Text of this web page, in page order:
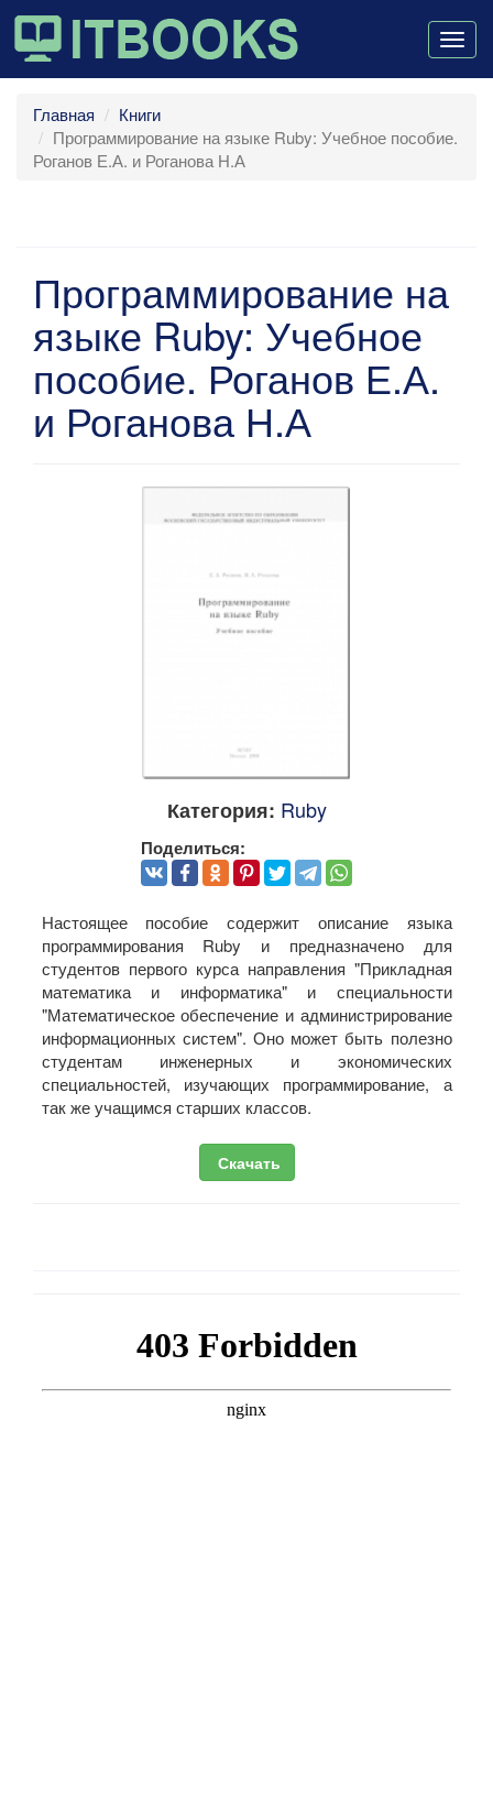
Главная
Книги
Программирование на языке Ruby: Учебное пособие.
Роганов Е.А. и Роганова Н.А
Программирование на
языке Ruby: Учебное
пособие. Роганов Е.А.
и Роганова Н.А
Категория: Ruby
Поделиться:
Настоящее пособие содержит описание языка
программирования Ruby и предназначено для
студентов первого курса направления "Прикладная
математика и информатика" и специальности
"Математическое обеспечение и администрирование
информационных систем". Оно может быть полезно
студентам инженерных и экономических
специальностей, изучающих программирование, а
так же учащимся старших классов.
Скачать